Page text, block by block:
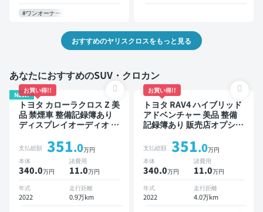
#ワンオーナー
おすすめのヤリスクロスをもっと見る
あなたにおすすめのSUV・クロカン
NEW!
お買い得!!
トヨタ カローラクロス Z 美
品 禁煙車 整備記録簿あり
ディスプレイオーディオ ※
スポットモニター オートク
ルーズ スマートキー ETC
電動バックドア バックモニ
ター 全方位カメラ ドライ
ブレコーダー 衝突軽減
支払総額 351.0万円
本体
340.0万円
諸費用
11.0万円
年式
2022
走行距離
0.9万km
お買い得!!
トヨタ RAV4 ハイブリッド
アドベンチャー 美品 整備
記録簿あり 販売店オプショ
ットモニター デジタルイン
ナーミラー オートクルーズ
スマートキー ETC バック
モニター ドライブレコーダ
ー 衝突軽減
支払総額 351.0万円
本体
340.0万円
諸費用
11.0万円
年式
2022
走行距離
4.0万km